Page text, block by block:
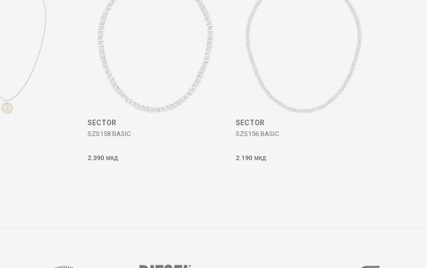
SECTOR
SZS158 BASIC
2.390 МКД
SECTOR
SZS156 BASIC
2.190 МКД